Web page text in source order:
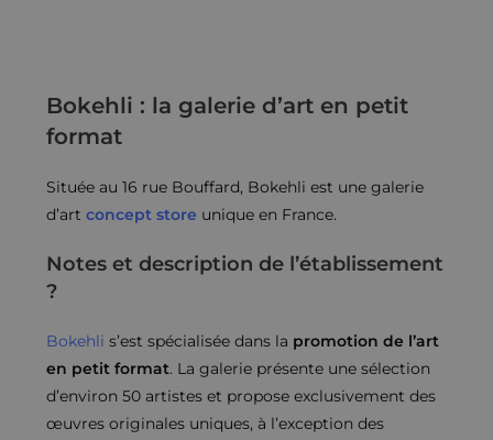
Bokehli : la galerie d’art en petit
format
Située au 16 rue Bouffard, Bokehli est une galerie
d’artconcept store unique en France.
Notes et description de l’établissement
?
Bokehli s’est spécialisée dans la promotion de l’art
en petit format. La galerie présente une sélection
d’environ 50 artistes et propose exclusivement des
œuvres originales uniques, à l’exception des